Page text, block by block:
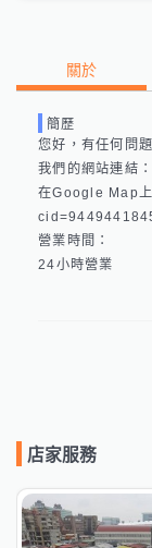
關於
簡歷
您好，有任何問
我們的網站連結：
在Google Map
營業時間：
店家服務